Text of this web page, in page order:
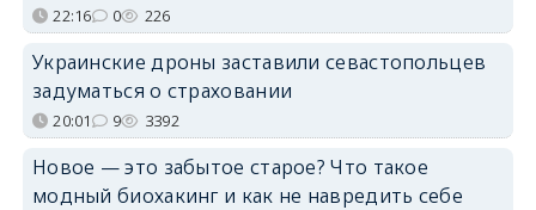
22:16 0 226
Украинские дроны заставили севастопольцев
задуматься о страховании
20:01 9 3392
Новое — это забытое старое? Что такое
модный биохакинг и как не навредить себе